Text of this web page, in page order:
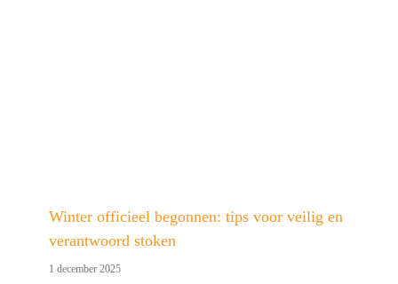
Winter officieel begonnen: tips voor veilig en
verantwoord stoken
1 december 2025